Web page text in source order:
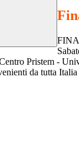
Pristem -
da tutta